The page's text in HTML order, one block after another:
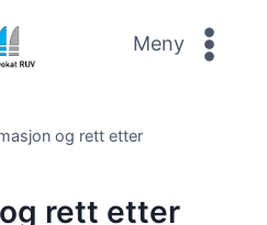
Meny
og rett etter
rett etter